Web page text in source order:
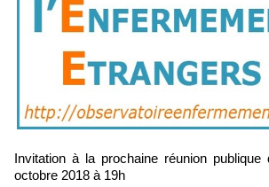
Invitation à la prochaine réunion publique de l’OEE le lundi 8
octobre 2018 à 19h